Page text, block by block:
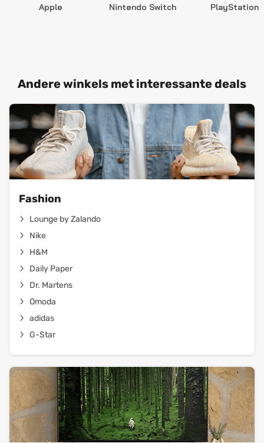
Apple Nintendo Switch PlayStation
Andere winkels met interessante deals
Fashion
Lounge by Zalando
Nike
H&M
Daily Paper
Dr. Martens
Omoda
adidas
G-Star